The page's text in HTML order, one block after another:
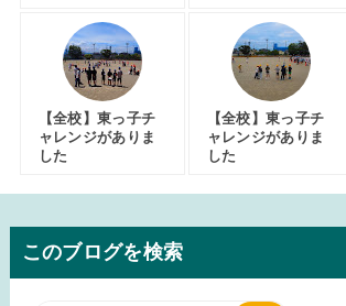
【全校】東っ子チ
ャレンジがありま
した
【全校】東っ子チ
ャレンジがありま
した
このブログを検索